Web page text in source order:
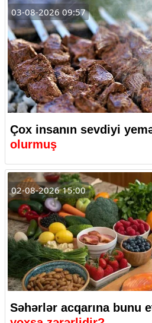
03-08-2026 09:57
Çox insanın sevdiyi
olurmuş
02-08-2026 15:00
Səhərlər acqarına bunu